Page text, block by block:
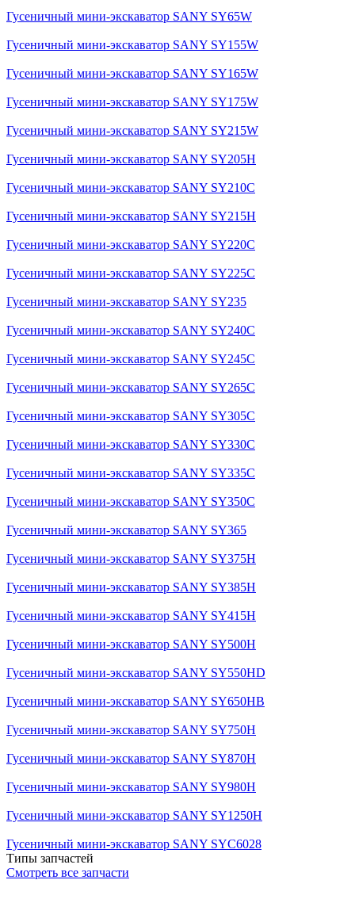
Гусеничный мини-экскаватор SANY SY65W
Гусеничный мини-экскаватор SANY SY155W
Гусеничный мини-экскаватор SANY SY165W
Гусеничный мини-экскаватор SANY SY175W
Гусеничный мини-экскаватор SANY SY215W
Гусеничный мини-экскаватор SANY SY205H
Гусеничный мини-экскаватор SANY SY210C
Гусеничный мини-экскаватор SANY SY215H
Гусеничный мини-экскаватор SANY SY220C
Гусеничный мини-экскаватор SANY SY225C
Гусеничный мини-экскаватор SANY SY235
Гусеничный мини-экскаватор SANY SY240C
Гусеничный мини-экскаватор SANY SY245C
Гусеничный мини-экскаватор SANY SY265C
Гусеничный мини-экскаватор SANY SY305C
Гусеничный мини-экскаватор SANY SY330C
Гусеничный мини-экскаватор SANY SY335C
Гусеничный мини-экскаватор SANY SY350C
Гусеничный мини-экскаватор SANY SY365
Гусеничный мини-экскаватор SANY SY375H
Гусеничный мини-экскаватор SANY SY385H
Гусеничный мини-экскаватор SANY SY415H
Гусеничный мини-экскаватор SANY SY500H
Гусеничный мини-экскаватор SANY SY550HD
Гусеничный мини-экскаватор SANY SY650HB
Гусеничный мини-экскаватор SANY SY750H
Гусеничный мини-экскаватор SANY SY870H
Гусеничный мини-экскаватор SANY SY980H
Гусеничный мини-экскаватор SANY SY1250H
Гусеничный мини-экскаватор SANY SYC6028
Типы запчастей
Смотреть все запчасти